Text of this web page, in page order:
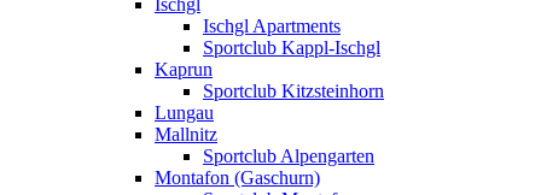
Ischgl
Ischgl Apartments
Sportclub Kappl-Ischgl
Kaprun
Sportclub Kitzsteinhorn
Lungau
Mallnitz
Sportclub Alpengarten
Montafon (Gaschurn)